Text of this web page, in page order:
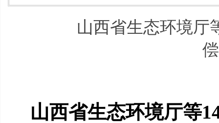
山西省生态环境厅
山西省生态环境厅等